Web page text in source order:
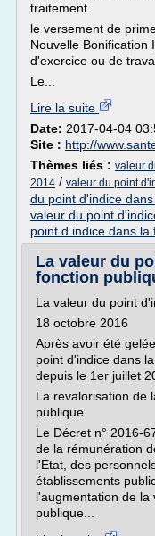
traitement
le versement de
Nouvelle Bonification
d'exercice ou de
Le...
Lire la suite
Date: 2017-04-04
Site : http://
Thèmes liés : valeur
2014 / valeur du point
du point d'indice
valeur du point
point d indice dans la
La valeur du
fonction
La valeur du point
18 octobre 2016
Après avoir été
point d'indice dans
depuis le 1er juillet
La revalorisation de
publique
Le Décret n° 2016-
de la rémunération
l'État, des
établissements
l'augmentation de la
publique...